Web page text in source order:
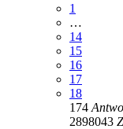
1
…
14
15
16
17
18
174
2898043